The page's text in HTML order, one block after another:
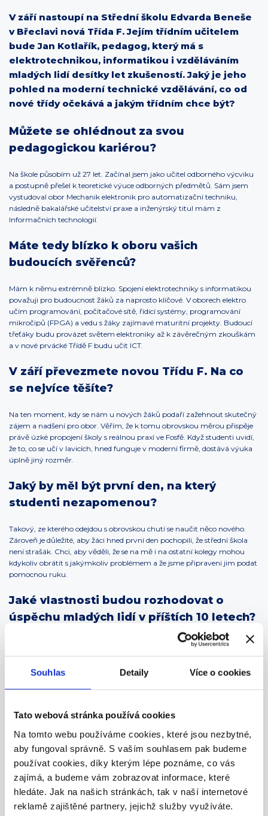
Souhlas Detaily Více o cookies
Tato webová stránka používá cookies
Na tomto webu používáme cookies, které jsou nezbytné,
aby fungoval správně. S vaším souhlasem pak budeme
používat cookies, díky kterým lépe poznáme, co vás
zajímá, a budeme vám zobrazovat informace, které
hledáte. Jak na našich stránkách, tak v naší internetové
reklamě zajištěné partnery, jejichž služby využíváte.
V září nastoupí na Střední školu Edvarda Beneše
v Břeclavi nová Třída F. Jejím třídním učitelem
bude Jan Kotlařík, pedagog, který má s
elektrotechnikou, informatikou i vzděláváním
mladých lidí desítky let zkušeností. Jaký je jeho
pohled na moderní technické vzdělávání, co od
nové třídy očekává a jakým třídním chce být?
Můžete se ohlédnout za svou
pedagogickou kariérou?
Na škole působím už 27 let. Začínal jsem jako učitel odborného výcviku
a postupně přešel k teoretické výuce odborných předmětů. Sám jsem
vystudoval obor Mechanik elektronik pro automatizační techniku,
následně bakalářské učitelství praxe a inženýrský titul mám z
Informačních technologií.
Máte tedy blízko k oboru vašich
budoucích svěřenců?
Mám k němu extrémně blízko. Spojení elektrotechniky s informatikou
považuji pro budoucnost žáků za naprosto klíčové. V oborech elektro
učím programování, počítačové sítě, řídicí systémy, programování
mikročipů (FPGA) a vedu s žáky zajímavé maturitní projekty. Budoucí
třeťáky budu provázet světem elektroniky až k závěrečným zkouškám
a v nové prvácké Třídě F budu učit ICT.
V září převezmete novou Třídu F. Na co
se nejvíce těšíte?
Na ten moment, kdy se nám u nových žáků podaří zažehnout skutečný
zájem a nadšení pro obor. Věřím, že k tomu obrovskou měrou přispěje
právě úzké propojení školy s reálnou praxí ve Fosfě. Když studenti uvidí,
že to, co se učí v lavicích, hned funguje v moderní firmě, dostává výuka
úplně jiný rozměr.
Jaký by měl být první den, na který
studenti nezapomenou?
Takový, ze kterého odejdou s obrovskou chutí se naučit něco nového.
Zároveň je důležité, aby žáci hned první den pochopili, že střední škola
není strašák. Chci, aby věděli, že se na mě i na ostatní kolegy mohou
kdykoliv obrátit s jakýmkoliv problémem a že jsme připraveni jim podat
pomocnou ruku.
Jaké vlastnosti budou rozhodovat o
úspěchu mladých lidí v příštích 10 letech?
Bude to kombinace vytrvalosti a chuti mít neustále „oči otevřené“. Svět
technologií se hrozně rychle mění, takže rozhodne ochota učit se novým
poctivá a systematická práce jak v teorii, tak v praxi. A v neposlední řadě
je to spolehlivost. Tedy i taková zdánlivá drobnost, jako je pravidelná
Vstřícný a podporující, ale zároveň přiměřeně přísný, objektivní a za
každých okolností spravedlivý. Chci být pro žáky pevným bodem a
parťákem, na kterého se dá spolehnout.
Co je základem dobrého vztahu mezi